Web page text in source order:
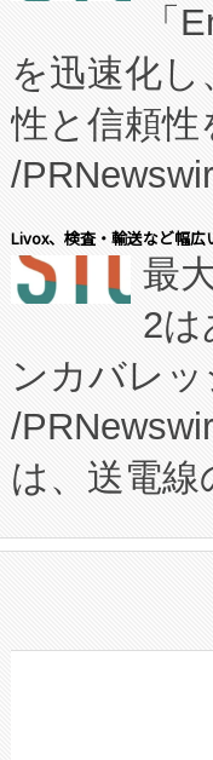
たNeXは
従来のフ
に、患者
キー方式
す。
患者にと
のアクセ
Fully-
プログラ
に関する
構造化ト
上げおよ
設備整備
加組織は
選定され
「
を迅速化
性と信頼
/
会社エー
President
ードする
ーエネル
た。
定、統合
安全性を
増加して
る電力網
事業者の
系統連系
Livox、検査・輸送など幅広
最
2は
ンカバレ
/
は、送電
や穀物倉
リューシ
したAvia
狭視野の
ケーブル